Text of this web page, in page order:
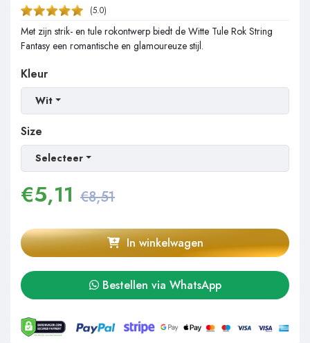
(5.0)
Met zijn strik- en tule rokontwerp biedt de Witte Tule Rok String
Fantasy een romantische en glamoureuze stijl.
Kleur
Wit
Size
Selecteer
€5,11 €8,51
In winkelwagen
Bestellen via WhatsApp